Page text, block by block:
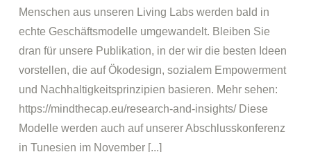
Menschen aus unseren Living Labs werden bald in
echte Geschäftsmodelle umgewandelt. Bleiben Sie
dran für unsere Publikation, in der wir die besten Ideen
vorstellen, die auf Ökodesign, sozialem Empowerment
und Nachhaltigkeitsprinzipien basieren. Mehr sehen:
https://mindthecap.eu/research-and-insights/ Diese
Modelle werden auch auf unserer Abschlusskonferenz
in Tunesien im November [...]